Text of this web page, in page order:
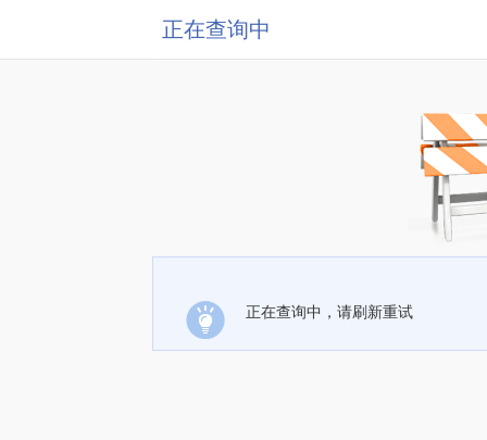
正在查询中
正在查询中，请刷新重试